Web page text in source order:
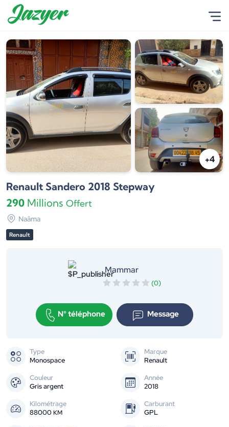
+4
Renault Sandero 2018 Stepway
290 Millions Offert
Naâma
Renault
Mammar
(0)
N° téléphone Message
Type
Monospace
Marque
Renault
Couleur
Gris argent
Année
2018
Kilométrage
88000KM
Carburant
GPL